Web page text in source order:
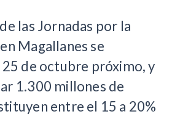
las Jornadas por la
Magallanes se
de octubre próximo, y
1.300 millones de
entre el 15 a 20%